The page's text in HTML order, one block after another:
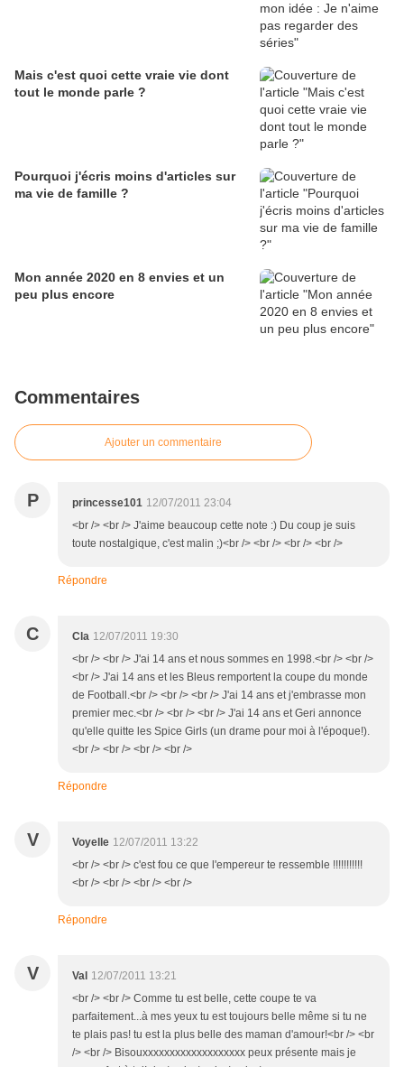
Mais c'est quoi cette vraie vie dont
tout le monde parle ?
Pourquoi j'écris moins d'articles sur
ma vie de famille ?
Mon année 2020 en 8 envies et un
peu plus encore
Commentaires
Ajouter un commentaire
P princesse101 12/07/2011 23:04
<br /> <br /> J'aime beaucoup cette note :) Du coup je suis
toute nostalgique, c'est malin ;)<br /> <br /> <br /> <br />
Répondre
C Cla 12/07/2011 19:30
<br /> <br /> J'ai 14 ans et nous sommes en 1998.<br /> <br />
<br /> J'ai 14 ans et les Bleus remportent la coupe du monde
de Football.<br /> <br /> <br /> J'ai 14 ans et j'embrasse mon
premier mec.<br /> <br /> <br /> J'ai 14 ans et Geri annonce
qu'elle quitte les Spice Girls (un drame pour moi à l'époque!).
<br /> <br /> <br /> <br />
Répondre
V Voyelle 12/07/2011 13:22
<br /> <br /> c'est fou ce que l'empereur te ressemble !!!!!!!!!!!
<br /> <br /> <br /> <br />
Répondre
V Val 12/07/2011 13:21
<br /> <br /> Comme tu est belle, cette coupe te va
parfaitement...à mes yeux tu est toujours belle même si tu ne
te plais pas! tu est la plus belle des maman d'amour!<br /> <br
/> <br /> Bisouxxxxxxxxxxxxxxxxxxx peux présente mais je